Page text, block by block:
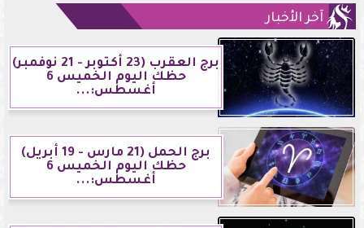
آخر الأخبار
برج العقرب (23 أكتوبر - 21 نوفمبر)
حظك اليوم الخميس 6
أغسطس:...
برج الحمل (21 مارس - 19 أبريل)
حظك اليوم الخميس 6
أغسطس:...